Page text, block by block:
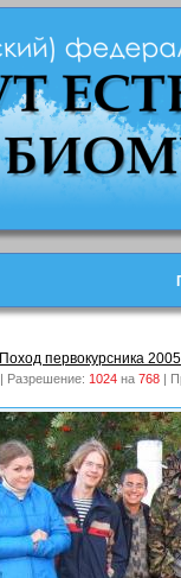
Поход первокурсника 2005
| Разрешение: 1024 на 768 |